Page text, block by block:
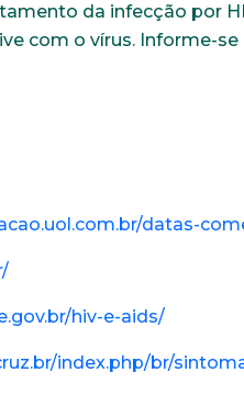
da infecção por
com o vírus. Informe-
datas-
hiv-e-aids/
index.php/br/